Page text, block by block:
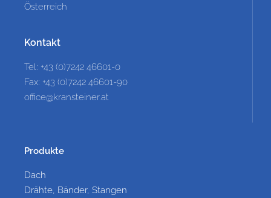
Österreich
Kontakt
Tel: +43 (0)7242 46601-0
Fax: +43 (0)7242 46601-90
office@kransteiner.at
Produkte
Dach
Drähte, Bänder, Stangen